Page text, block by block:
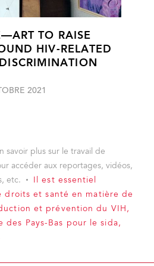
TO RAISE
HIV-RELATED
2021
savoir plus sur le travail de
accéder aux reportages, vidéos,
etc.
Il est essentiel
et santé en matière de
et prévention du VIH,
des Pays-Bas pour le sida,